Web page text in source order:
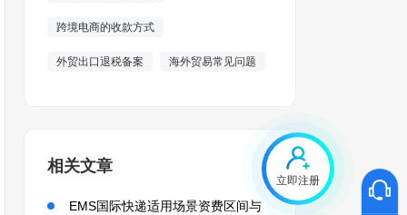
立即注册
跨境电商的收款方式
外贸出口退税备案 海外贸易常见问题
相关文章
EMS国际快递适用场景资费区间与